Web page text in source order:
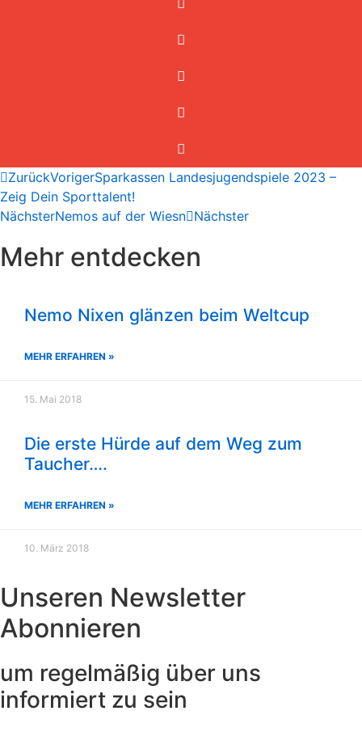
ZurückVorigerSparkassen Landesjugendspiele 2023 –
Zeig Dein Sporttalent!
NächsterNemos auf der Wiesn Nächster
Mehr entdecken
Nemo Nixen glänzen beim Weltcup
MEHR ERFAHREN »
15. Mai 2018
Die erste Hürde auf dem Weg zum
Taucher….
MEHR ERFAHREN »
10. März 2018
Unseren Newsletter
Abonnieren
um regelmäßig über uns
informiert zu sein